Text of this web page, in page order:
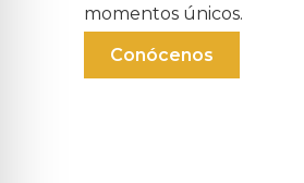
momentos únicos.
Conócenos